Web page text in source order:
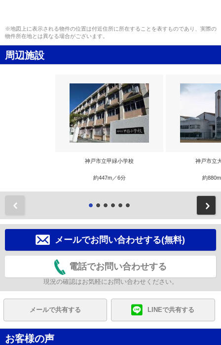
※地図上に表示される物件の位置は付近住所に所在することを表すものであり、実際の
物件所在地とは異なる場合がございます。
周辺施設
神戸市立甲緑小学校
約447m／6分
神戸市立
約
メールでお問い合わせする(無料)
電話でお問い合わせする
現況の確認はお気軽にお問い合わせください。
メールで共有する LINEで共有する
お客様の声